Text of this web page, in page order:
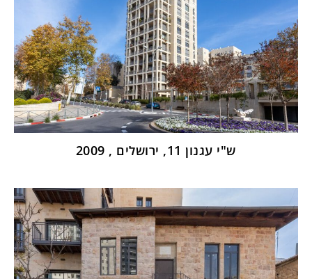
ש"י עגנון 11, ירושלים , 2009